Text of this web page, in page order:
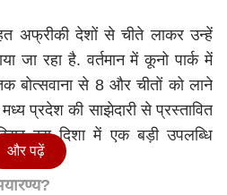
अफ्रीकी देशों से चीते लाकर उन्हें
जा रहा है. वर्तमान में कूनो पार्क में
बोत्सवाना से 8 और चीतों को लाने
प्रदेश की साझेदारी से प्रस्तावित
इस दिशा में एक बड़ी उपलब्धि
और पढ़ें